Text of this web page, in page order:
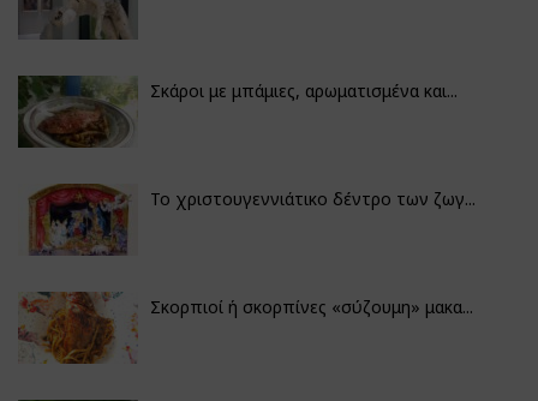
Σκάροι με μπάμιες, αρωματισμένα και...
Το χριστουγεννιάτικο δέντρο των ζωγ...
Σκορπιοί ή σκορπίνες «σύζουμη» μακα...